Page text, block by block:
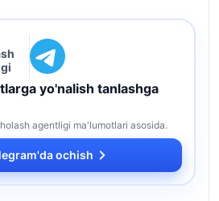
yo'nalish tanlashga
agentligi ma'lumotlari asosida.
ochish